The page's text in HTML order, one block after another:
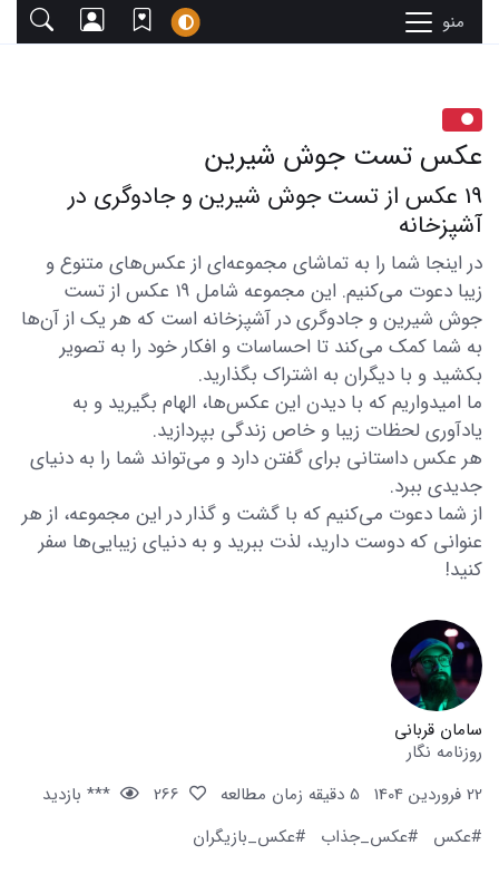
منو
عکس تست جوش شیرین
19 عکس از تست جوش شیرین و جادوگری در
آشپزخانه
در اینجا شما را به تماشای مجموعه‌ای از عکس‌های متنوع و
زیبا دعوت می‌کنیم. این مجموعه شامل 19 عکس از تست
جوش شیرین و جادوگری در آشپزخانه است که هر یک از آن‌ها
به شما کمک می‌کند تا احساسات و افکار خود را به تصویر
بکشید و با دیگران به اشتراک بگذارید.
ما امیدواریم که با دیدن این عکس‌ها، الهام بگیرید و به
یادآوری لحظات زیبا و خاص زندگی بپردازید.
هر عکس داستانی برای گفتن دارد و می‌تواند شما را به دنیای
جدیدی ببرد.
از شما دعوت می‌کنیم که با گشت و گذار در این مجموعه، از هر
عنوانی که دوست دارید، لذت ببرید و به دنیای زیبایی‌ها سفر
کنید!
سامان قربانی
روزنامه نگار
22 فروردین 1404
5 دقیقه زمان مطالعه
*** بازدید
#عکس
#عکس_جذاب #عکس_بازیگران